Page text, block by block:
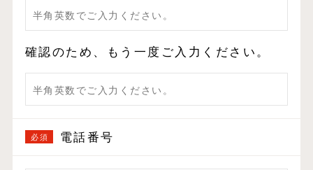
確認のため、もう一度ご入力ください。
電話番号